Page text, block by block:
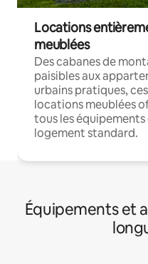
Locations
meublées
Des cabanes de
paisibles aux
urbains pratiques, ces
locations meublées
tous les équipements
logement standard.
Équipements et